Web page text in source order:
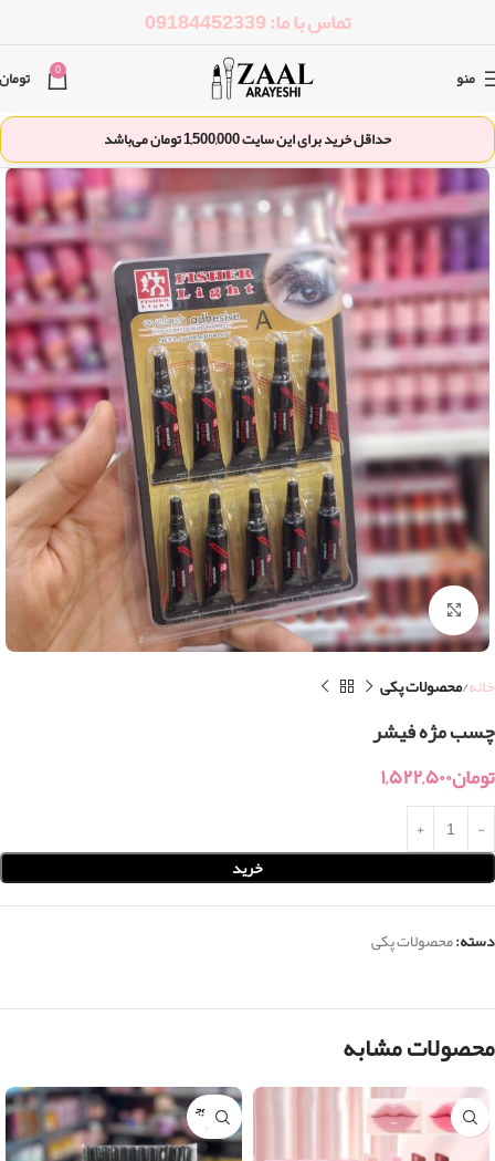
تماس با ما: 09184452339
منو 0 تومان
حداقل خرید برای این سایت1,500,000تومان می‌باشد
بزرگنمایی تصویر
خانه محصولات پکی
چسب مژه فیشر
تومان۱,۵۲۲,۵۰۰
خرید
دسته:محصولات پکی
محصولات مشابه
اتمام موج
ودی